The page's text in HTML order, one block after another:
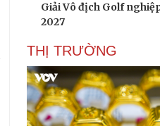
Giải Vô địch Golf
2027
THỊ TRƯỜNG